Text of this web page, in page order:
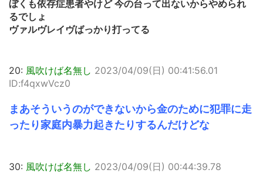
ぼくも依存症患者やけど 今の台って出ないからやめられ
るでしょ
ヴァルヴレイヴばっかり打ってる
20: 風吹けば名無し 2023/04/09(日) 00:41:56.01
ID:f4qxwVcz0
まあそういうのができないから金のために犯罪に走
ったり家庭内暴力起きたりするんだけどな
30: 風吹けば名無し 2023/04/09(日) 00:44:39.78